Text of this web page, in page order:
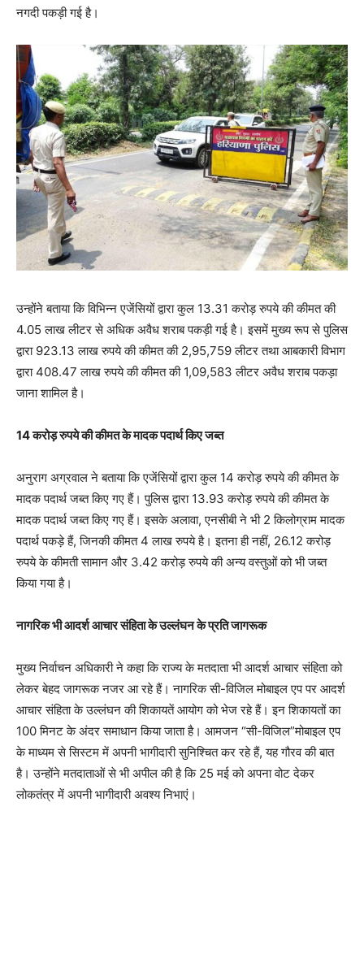
नगदी पकड़ी गई है।
उन्होंने बताया कि विभिन्न एजेंसियों द्वारा कुल 13.31 करोड़ रुपये की कीमत की
4.05 लाख लीटर से अधिक अवैध शराब पकड़ी गई है। इसमें मुख्य रूप से पुलिस
द्वारा 923.13 लाख रुपये की कीमत की 2,95,759 लीटर तथा आबकारी विभाग
द्वारा 408.47 लाख रुपये की कीमत की 1,09,583 लीटर अवैध शराब पकड़ा
जाना शामिल है।
14 करोड़ रुपये की कीमत के मादक पदार्थ किए जब्त
अनुराग अग्रवाल ने बताया कि एजेंसियों द्वारा कुल 14 करोड़ रुपये की कीमत के
मादक पदार्थ जब्त किए गए हैं। पुलिस द्वारा 13.93 करोड़ रुपये की कीमत के
मादक पदार्थ जब्त किए गए हैं। इसके अलावा, एनसीबी ने भी 2 किलोग्राम मादक
पदार्थ पकड़े हैं, जिनकी कीमत 4 लाख रुपये है। इतना ही नहीं, 26.12 करोड़
रुपये के कीमती सामान और 3.42 करोड़ रुपये की अन्य वस्तुओं को भी जब्त
किया गया है।
नागरिक भी आदर्श आचार संहिता के उल्लंघन के प्रति जागरूक
मुख्य निर्वाचन अधिकारी ने कहा कि राज्य के मतदाता भी आदर्श आचार संहिता को
लेकर बेहद जागरूक नजर आ रहे हैं। नागरिक सी-विजिल मोबाइल एप पर आदर्श
आचार संहिता के उल्लंघन की शिकायतें आयोग को भेज रहे हैं। इन शिकायतों का
100 मिनट के अंदर समाधान किया जाता है। आमजन “सी-विजिल”मोबाइल एप
के माध्यम से सिस्टम में अपनी भागीदारी सुनिश्चित कर रहे हैं, यह गौरव की बात
है। उन्होंने मतदाताओं से भी अपील की है कि 25 मई को अपना वोट देकर
लोकतंत्र में अपनी भागीदारी अवश्य निभाएं।